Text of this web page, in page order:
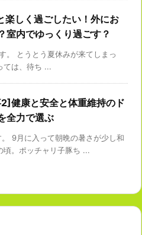
楽しく過ごしたい！外にお
室内でゆっくり過ごす？
。 とうとう夏休みが来てしまっ
ては、待ち ...
健康と安全と体重維持のド
全力で選ぶ
。 9月に入って朝晩の暑さが少し和
頃。ポッチャリ子豚ち ...